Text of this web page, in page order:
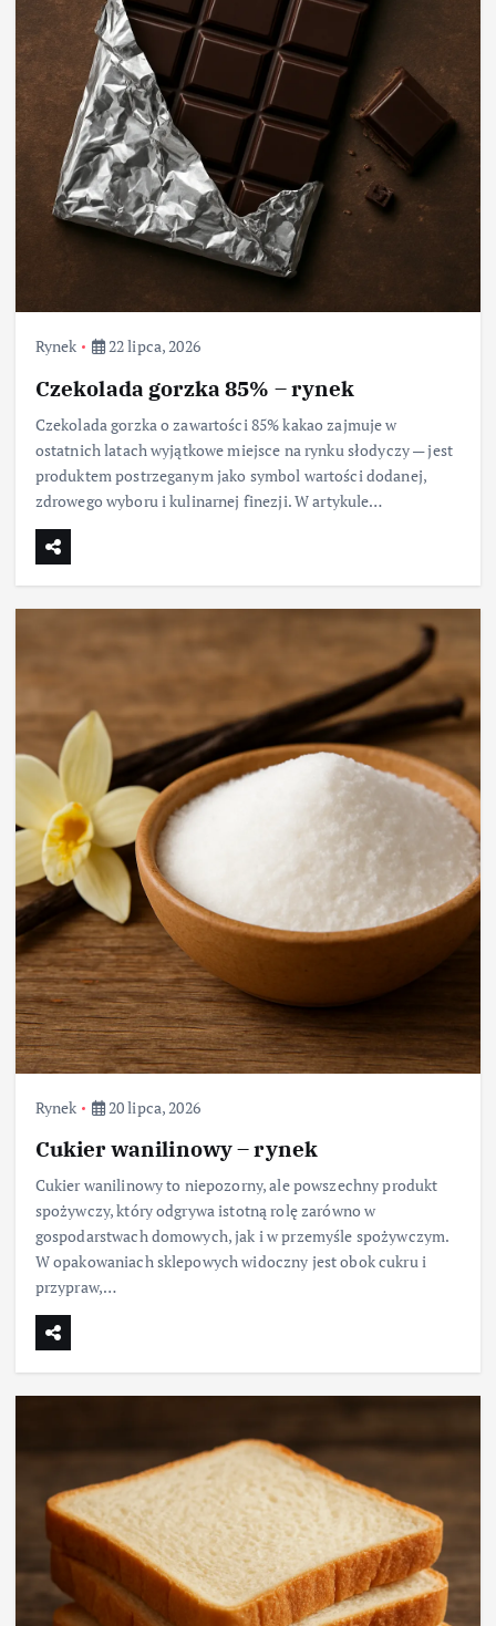
Rynek 22 lipca, 2026
Czekolada gorzka 85% – rynek
Czekolada gorzka o zawartości 85% kakao zajmuje w
ostatnich latach wyjątkowe miejsce na rynku słodyczy — jest
produktem postrzeganym jako symbol wartości dodanej,
zdrowego wyboru i kulinarnej finezji. W artykule…
Rynek 20 lipca, 2026
Cukier wanilinowy – rynek
Cukier wanilinowy to niepozorny, ale powszechny produkt
spożywczy, który odgrywa istotną rolę zarówno w
gospodarstwach domowych, jak i w przemyśle spożywczym.
W opakowaniach sklepowych widoczny jest obok cukru i
przypraw,…